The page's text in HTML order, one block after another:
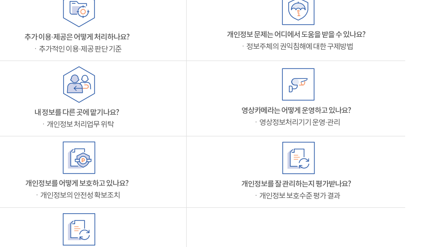
추가 이용·제공은 어떻게 처리하나요?
ㆍ추가적인 이용·제공 판단 기준
개인정보 문제는 어디에서 도움을 받을 수 있나요?
ㆍ정보주체의 권익침해에 대한 구제방법
내 정보를 다른 곳에 맡기나요?
ㆍ개인정보 처리업무 위탁
영상카메라는 어떻게 운영하고 있나요?
ㆍ영상정보처리기기 운영·관리
개인정보를 어떻게 보호하고 있나요?
ㆍ개인정보의 안전성 확보조치
개인정보를 잘 관리하는지 평가받나요?
ㆍ개인정보 보호수준 평가 결과